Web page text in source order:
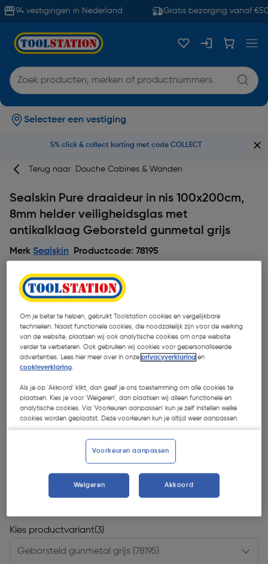
94 vestigingen in Nederland Gratis bezorging vanaf €50
Selecteer een vestiging
5% click & collect korting met code COLLECT
Terug naar Douche Cabines & Wanden
Sealskin Pure draaideur in nis 100x200cm,
8mm helder veiligheidsglas met
antikalklaag Geborsteld gunmetal grijs
Merk Sealskin Productcode: 78195
€ 549,00| Excl. btw € 453,72
Kies productvariant(3)
Om je beter te helpen, gebruikt Toolstation cookies en vergelijkbare
technieken. Naast functionele cookies, die noodzakelijk zijn voor de werking
van de website, plaatsen wij ook analytische cookies om onze website
verder te verbeteren. Ook gebruiken wij cookies voor gepersonaliseerde
advertenties. Lees hier meer over in onzeprivacyverklaring en
cookieverklaring.
Als je op 'Akkoord' klikt, dan geef je ons toestemming om alle cookies te
plaatsen. Kies je voor 'Weigeren', dan plaatsen wij alleen functionele en
analytische cookies. Via 'Voorkeuren aanpassen' kun je zelf instellen welke
cookies worden geplaatst. Deze voorkeuren kun je altijd weer aanpassen.
Voorkeuren aanpassen
Weigeren Akkoord